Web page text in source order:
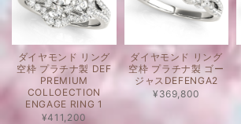
ダイヤモンド リング
空枠 プラチナ製 DEF
PREMIUM
COLLOECTION
ENGAGE RING 1
¥411,200
ダイヤモンド リング
空枠 プラチナ製 ゴー
ジャスDEFENGA2
¥369,800